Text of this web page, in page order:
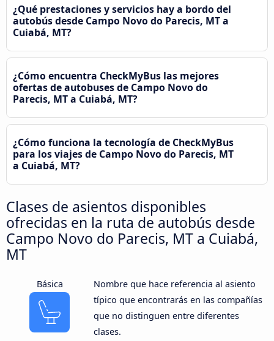
¿Qué prestaciones y servicios hay a bordo del
autobús desde Campo Novo do Parecis, MT a
Cuiabá, MT?
¿Cómo encuentra CheckMyBus las mejores
ofertas de autobuses de Campo Novo do
Parecis, MT a Cuiabá, MT?
¿Cómo funciona la tecnología de CheckMyBus
para los viajes de Campo Novo do Parecis, MT
a Cuiabá, MT?
Clases de asientos disponibles
ofrecidas en la ruta de autobús desde
Campo Novo do Parecis, MT a Cuiabá,
MT
Básica
Nombre que hace referencia al asiento
típico que encontrarás en las compañías
que no distinguen entre diferentes
clases.